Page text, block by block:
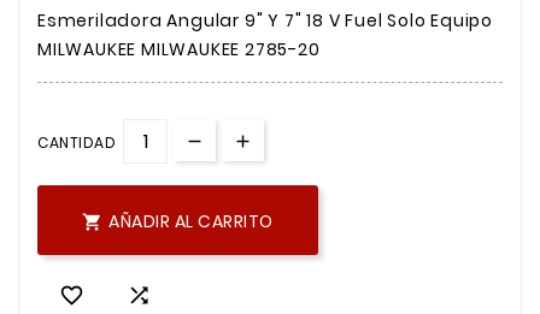
Esmeriladora Angular 9" Y 7" 18 V Fuel Solo Equipo
MILWAUKEE MILWAUKEE 2785-20
CANTIDAD
 AÑADIR AL CARRITO
 